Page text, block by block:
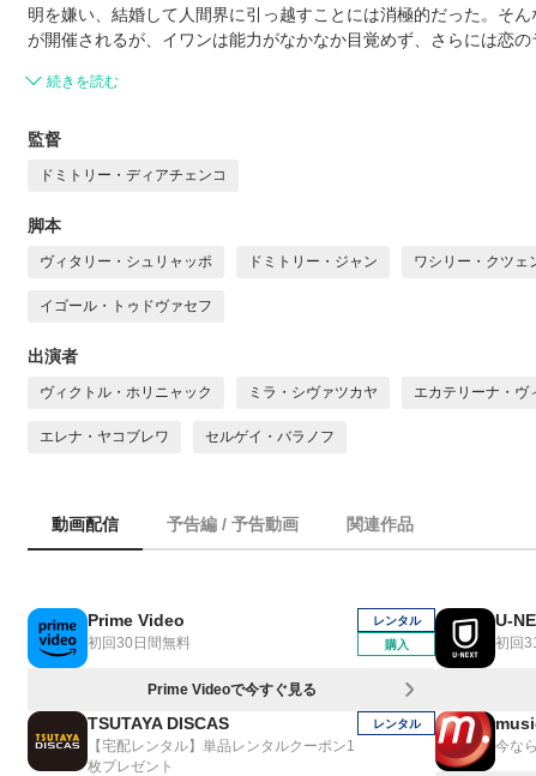
明を嫌い、結婚して人間界に引っ越すことには消極的だった。そ
が開催されるが、イワンは能力がなかなか目覚めず、さらには恋
続きを読む
監督
ドミトリー・ディアチェンコ
脚本
ヴィタリー・シュリャッポ ドミトリー・ジャン ワシリー・クツェ
イゴール・トゥドヴァセフ
出演者
ヴィクトル・ホリニャック ミラ・シヴァツカヤ エカテリーナ・ヴ
エレナ・ヤコブレワ セルゲイ・バラノフ
動画配信 予告編 / 予告動画 関連作品
Prime Video
初回30日間無料
レンタル
購入
Prime Videoで今すぐ見る
U-
初回
TSUTAYA DISCAS
【宅配レンタル】単品レンタルクーポン1
枚プレゼント
レンタル
今な